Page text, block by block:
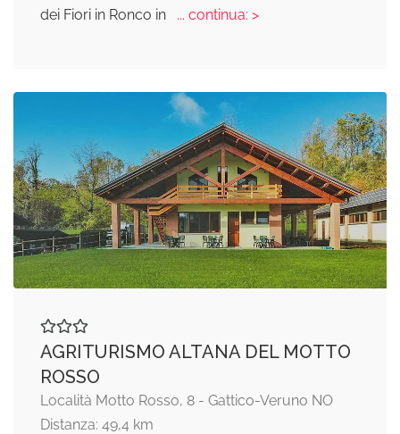
dei Fiori in Ronco in ... continua: >
AGRITURISMO ALTANA DEL MOTTO
ROSSO
Località Motto Rosso, 8 - Gattico-Veruno NO
Distanza: 49,4 km